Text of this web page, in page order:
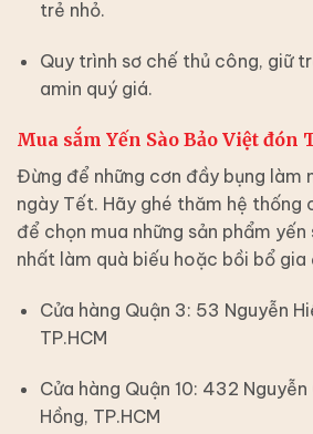
trẻ nhỏ.
Quy trình sơ chế thủ công, giữ
amin quý giá.
Mua sắm Yến Sào Bảo Việt đón
Đừng để những cơn đầy bụng làm
ngày Tết. Hãy ghé thăm hệ thống
để chọn mua những sản phẩm
nhất làm quà biếu hoặc bồi bổ gia
Cửa hàng Quận 3: 53 Nguyễn
TP.HCM
Cửa hàng Quận 10: 432 Nguyễn
Hồng, TP.HCM